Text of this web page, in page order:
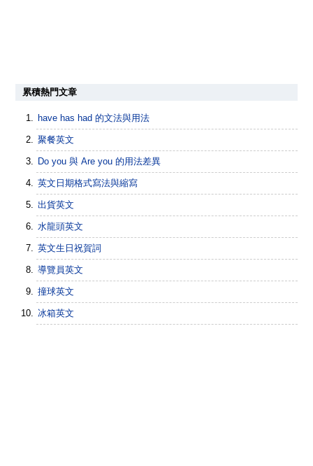
累積熱門文章
have has had 的文法與用法
聚餐英文
Do you 與 Are you 的用法差異
英文日期格式寫法與縮寫
出貨英文
水龍頭英文
英文生日祝賀詞
導覽員英文
撞球英文
冰箱英文